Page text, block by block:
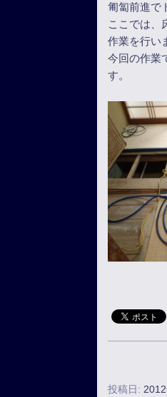
匍匐前進で
ここでは、
作業を行い
今回の作業
す。
投稿日: